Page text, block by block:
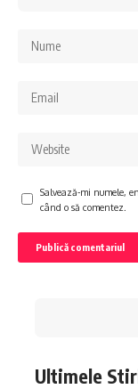
Salvează-mi numele,
când o să comentez.
Ultimele